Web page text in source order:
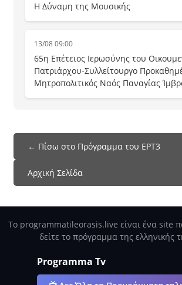
Η Δύναμη της Μουσικής
13/08 09:00
65η Επέτειος Ιερωσύνης του
Πατριάρχου-Συλλείτουργο
Μητροπολιτικός Ναός Παναγίας
← Πίσω στο Πρόγραμμα του ΕΡΤ3
Αρχική Σελίδα
Το programmatileorasis.live είναι ένα site
δείτε το πρόγραμμα της ελληνικής
Programma Tv